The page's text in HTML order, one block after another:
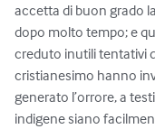
accetta di buon grado
dopo molto tempo; e
creduto inutili tentativi
cristianesimo hanno
generato l’orrore, a
indigene siano